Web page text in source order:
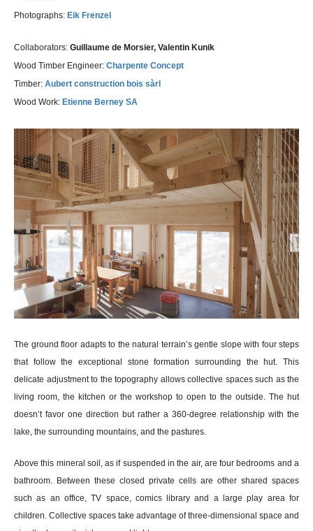
Photographs: Eik Frenzel
Collaborators: Guillaume de Morsier, Valentin Kunik
Wood Timber Engineer: Charpente Concept
Timber: Aubert construction bois sàrl
Wood Work: Etienne Berney SA
The ground floor adapts to the natural terrain’s gentle slope with four steps
that follow the exceptional stone formation surrounding the hut. This
delicate adjustment to the topography allows collective spaces such as the
living room, the kitchen or the workshop to open to the outside. The hut
doesn’t favor one direction but rather a 360-degree relationship with the
lake, the surrounding mountains, and the pastures.
Above this mineral soil, as if suspended in the air, are four bedrooms and a
bathroom. Between these closed private cells are other shared spaces
such as an office, TV space, comics library and a large play area for
children. Collective spaces take advantage of three-dimensional space and